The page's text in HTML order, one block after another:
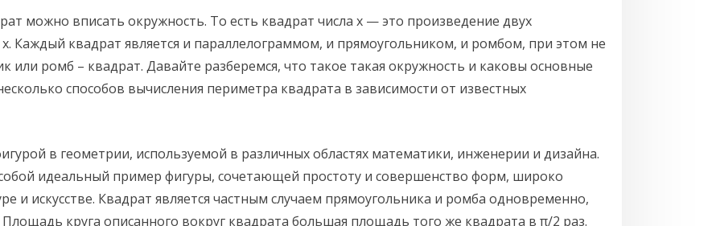
можно вписать окружность. То есть квадрат числа x — это произведение двух
Каждый квадрат является и параллелограммом, и прямоугольником, и ромбом, при этом не
или ромб – квадрат. Давайте разберемся, что такое такая окружность и каковы основные
способов вычисления периметра квадрата в зависимости от известных
в геометрии, используемой в различных областях математики, инженерии и дизайна.
идеальный пример фигуры, сочетающей простоту и совершенство форм, широко
и искусстве. Квадрат является частным случаем прямоугольника и ромба одновременно,
Площадь круга описанного вокруг квадрата большая площадь того же квадрата в π/2 раз.